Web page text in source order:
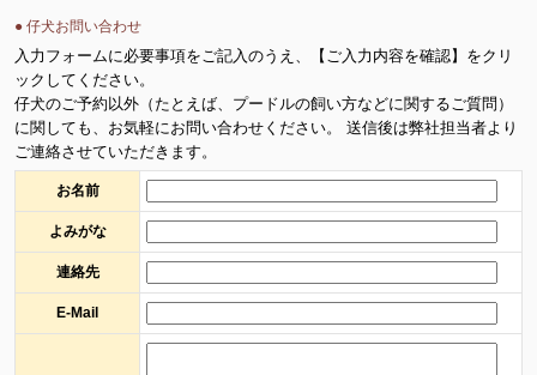
● 仔犬お問い合わせ
入力フォームに必要事項をご記入のうえ、【ご入力内容を確認】をクリ
ックしてください。
仔犬のご予約以外（たとえば、プードルの飼い方などに関するご質問）
に関しても、お気軽にお問い合わせください。 送信後は弊社担当者より
ご連絡させていただきます。
お名前
よみがな
連絡先
E-Mail